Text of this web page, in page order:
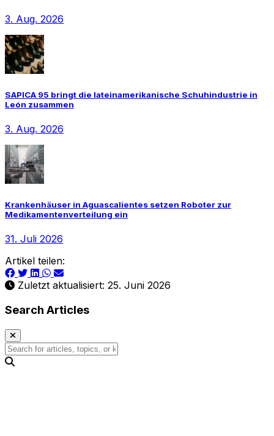
3. Aug. 2026
SAPICA 95 bringt die lateinamerikanische Schuhindustrie in
León zusammen
3. Aug. 2026
Krankenhäuser in Aguascalientes setzen Roboter zur
Medikamentenverteilung ein
31. Juli 2026
Artikel teilen:
Zuletzt aktualisiert: 25. Juni 2026
Search Articles